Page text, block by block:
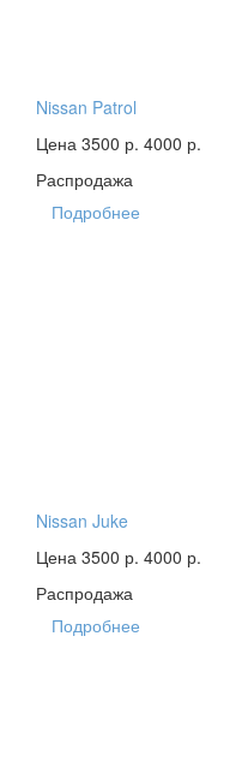
Nissan Patrol
Цена 3500 р. 4000 р.
Распродажа
Подробнее
Nissan Juke
Цена 3500 р. 4000 р.
Распродажа
Подробнее